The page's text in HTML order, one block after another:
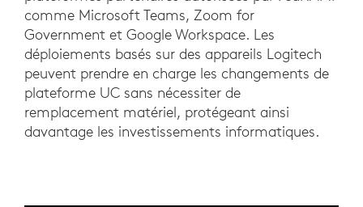
comme Microsoft Teams, Zoom for
Government et Google Workspace. Les
déploiements basés sur des appareils Logitech
peuvent prendre en charge les changements de
plateforme UC sans nécessiter de
remplacement matériel, protégeant ainsi
davantage les investissements informatiques.